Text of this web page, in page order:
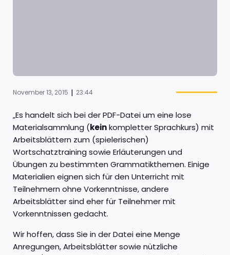
November 13, 2015 | 23:44
„Es handelt sich bei der PDF-Datei um eine lose
Materialsammlung (keinkompletter Sprachkurs) mit
Arbeitsblättern zum (spielerischen)
Wortschatztraining sowie Erläuterungen und
Übungen zu bestimmten Grammatikthemen. Einige
Materialien eignen sich für den Unterricht mit
Teilnehmern ohne Vorkenntnisse, andere
Arbeitsblätter sind eher für Teilnehmer mit
Vorkenntnissen gedacht.
Wir hoffen, dass Sie in der Datei eine Menge
Anregungen, Arbeitsblätter sowie nützliche